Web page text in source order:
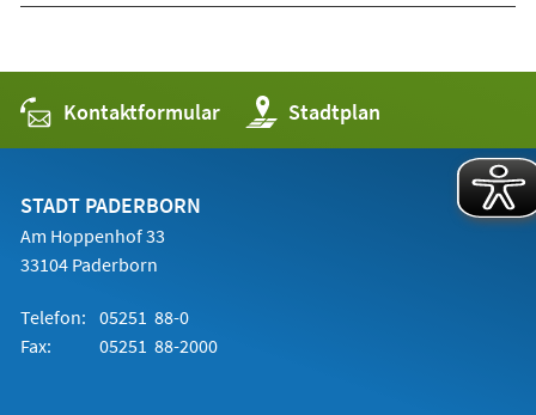
Kontaktformular Stadtplan
(Öffnet
in
einem
STADT PADERBORN
Am Hoppenhof 33
33104 Paderborn
Telefon: 05251 88-0
Fax:
05251 88-2000